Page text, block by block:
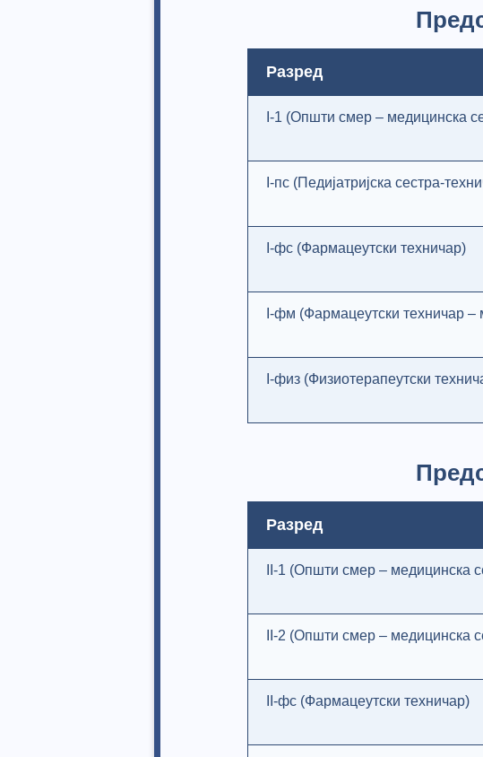
Разред
I-1 (Општи смер – медицинска
I-пс (Педијатријска сестра-
I-фс (Фармацеутски техничар)
I-фм (Фармацеутски техничар –
I-физ (Физиотерапеутски
Разред
II-1 (Општи смер – медицинска
II-2 (Општи смер – медицинска
II-фс (Фармацеутски техничар)